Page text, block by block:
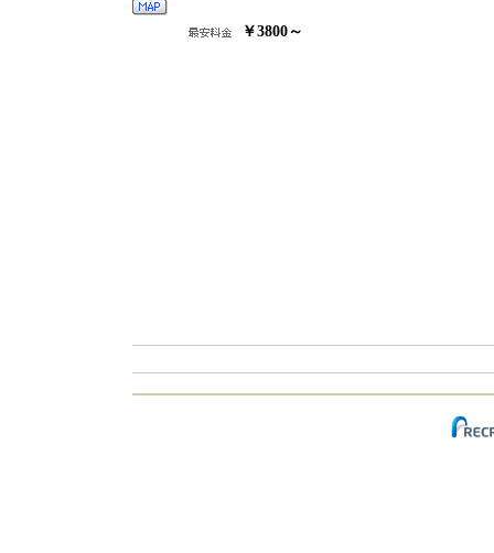
￥3800～